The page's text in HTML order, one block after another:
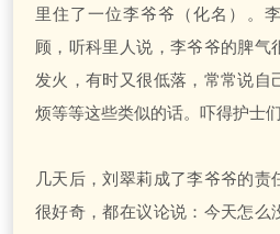
里住了一位李爷爷（化名）。
顾，听科里人说，李爷爷的脾气
发火，有时又很低落，常常说自
烦等等这些类似的话。吓得护士
几天后，刘翠莉成了李爷爷的责
很好奇，都在议论说：今天怎么